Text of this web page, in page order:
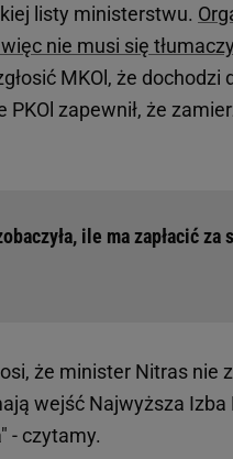
listy ministerstwu.
nie musi się
MKOl, że
zapewnił, że
ile ma zapłacić za
że minister Nitras nie
wejść Najwyższa
- czytamy.